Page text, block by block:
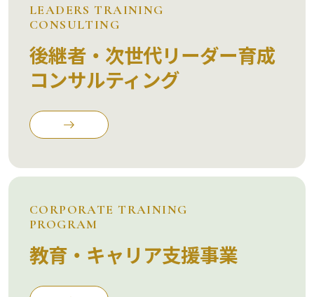
LEADERS TRAINING
CONSULTING
後継者・次世代リーダー育成
コンサルティング
CORPORATE TRAINING
PROGRAM
教育・キャリア支援事業